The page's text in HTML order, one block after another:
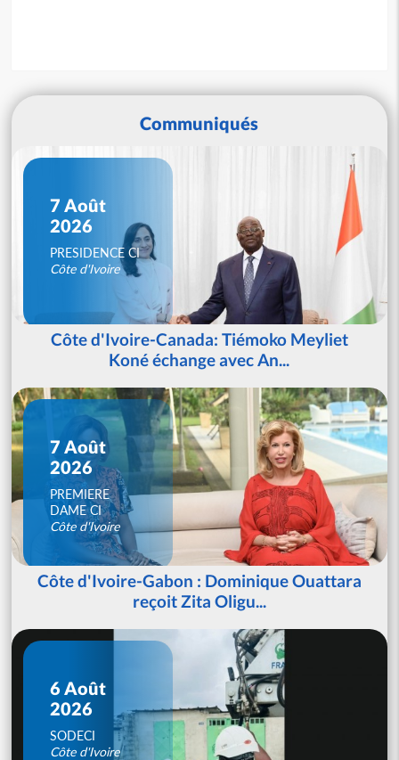
Communiqués
7 Août
2026
PRESIDENCE CI
Côte d'Ivoire
Côte d'Ivoire-Canada: Tiémoko Meyliet
Koné échange avec An...
7 Août
2026
PREMIERE
DAME CI
Côte d'Ivoire
Côte d'Ivoire-Gabon : Dominique Ouattara
reçoit Zita Oligu...
6 Août
2026
SODECI
Côte d'Ivoire